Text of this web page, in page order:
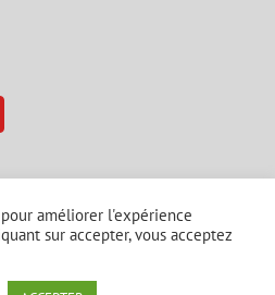
améliorer l'expérience
sur accepter, vous acceptez